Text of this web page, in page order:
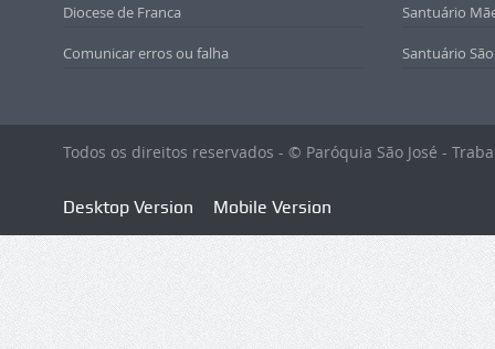
Diocese de Franca
Comunicar erros ou falha
Santuário
Santuário
Todos os direitos reservados - © Paróquia São José -
Desktop Version Mobile Version